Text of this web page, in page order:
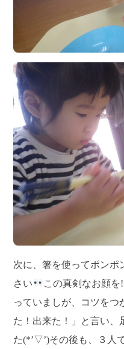
次に、箸を使ってポンポ
さい
この真剣なお顔
っていましが、コツをつ
た！出来た！」と言い、
た(*’▽’)その後も、３人